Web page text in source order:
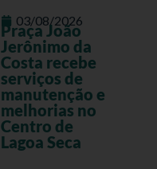
03/08/2026
Praça João
Jerônimo da
Costa recebe
serviços de
manutenção e
melhorias no
Centro de
Lagoa Seca